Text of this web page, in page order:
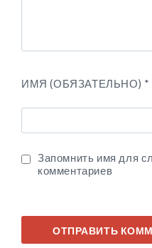
ИМЯ (ОБЯЗАТЕЛЬНО) *
Запомнить имя для
комментариев